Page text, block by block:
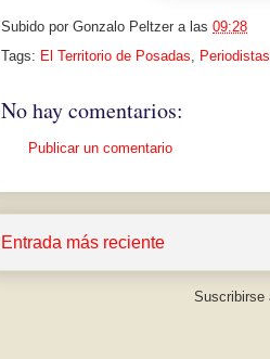
Subido por Gonzalo Peltzer a las 09:28
Tags: El Territorio de Posadas, Periodistas
No hay comentarios:
Publicar un comentario
Entrada más reciente
Suscribirse